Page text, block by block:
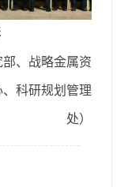
部、战略金属资
科研规划管理
处）